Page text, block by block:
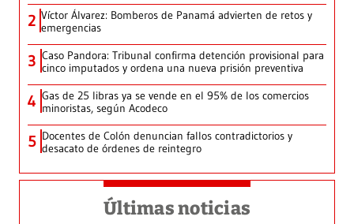
2 Víctor Álvarez: Bomberos de Panamá advierten de retos y
emergencias
3 Caso Pandora: Tribunal confirma detención provisional para
cinco imputados y ordena una nueva prisión preventiva
4 Gas de 25 libras ya se vende en el 95% de los comercios
minoristas, según Acodeco
5 Docentes de Colón denuncian fallos contradictorios y
desacato de órdenes de reintegro
Últimas noticias